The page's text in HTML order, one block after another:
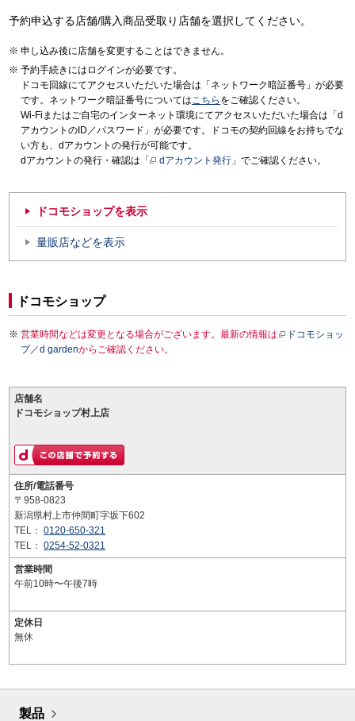
予約申込する店舗/購入商品受取り店舗を選択してください。
申し込み後に店舗を変更することはできません。
予約手続きにはログインが必要です。
ドコモ回線にてアクセスいただいた場合は「ネットワーク暗証番号」が必要
です。ネットワーク暗証番号についてはこちら をご確認ください。
Wi-Fiまたはご自宅のインターネット環境にてアクセスいただいた場合は「d
アカウントのID／パスワード」が必要です。ドコモの契約回線をお持ちでな
い方も、dアカウントの発行が可能です。
dアカウントの発行・確認は「
dアカウント発行 」でご確認ください。
ドコモショップを表示
量販店などを表示
ドコモショップ
営業時間などは変更となる場合がございます。最新の情報は
ドコモショッ
プ／d gardenからご確認ください。
店舗名
ドコモショップ村上店
住所/電話番号
〒958-0823
新潟県村上市仲間町字坂下602
TEL： 0120-650-321
TEL： 0254-52-0321
営業時間
午前10時〜午後7時
定休日
無休
製品